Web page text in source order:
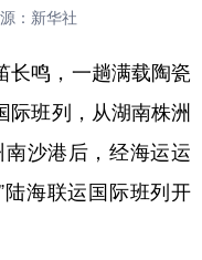
评
连线 教育
子 体育
健康 军事
图片 政务
：新华社
鸣，一趟满载陶瓷
际班列，从湖南株洲
沙港后，经海运运
海联运国际班列开